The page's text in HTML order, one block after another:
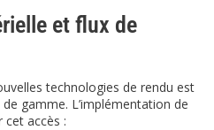
et flux de
technologies de rendu est
gamme. L’implémentation de
cet accès :